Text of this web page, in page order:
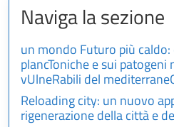
Naviga la sezione
un mondo Futuro più
plancToniche e sui patogeni
vUlneRabili del
Reloading city: un nuovo
rigenerazione della città e